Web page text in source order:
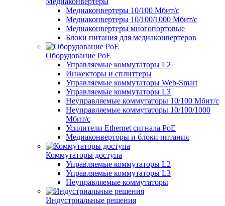
Медиаконвертеры 10/100 Мбит/с
Медиаконвертеры 10/100/1000 Мбит/c
Медиаконвертеры многопортовые
Блоки питания для медиаконвертеров
Оборудование PoE
Управляемые коммутаторы L2
Инжекторы и сплиттеры
Управляемые коммутаторы Web-Smart
Управляемые коммутаторы L3
Неуправляемые коммутаторы 10/100 Мбит/с
Неуправляемые коммутаторы 10/100/1000
Мбит/с
Усилители Ethernet сигнала PoE
Медиаконверторы и блоки питания
Коммутаторы доступа
Управляемые коммутаторы L2
Управляемые коммутаторы L3
Неуправляемые коммутаторы
Индустриальные решения